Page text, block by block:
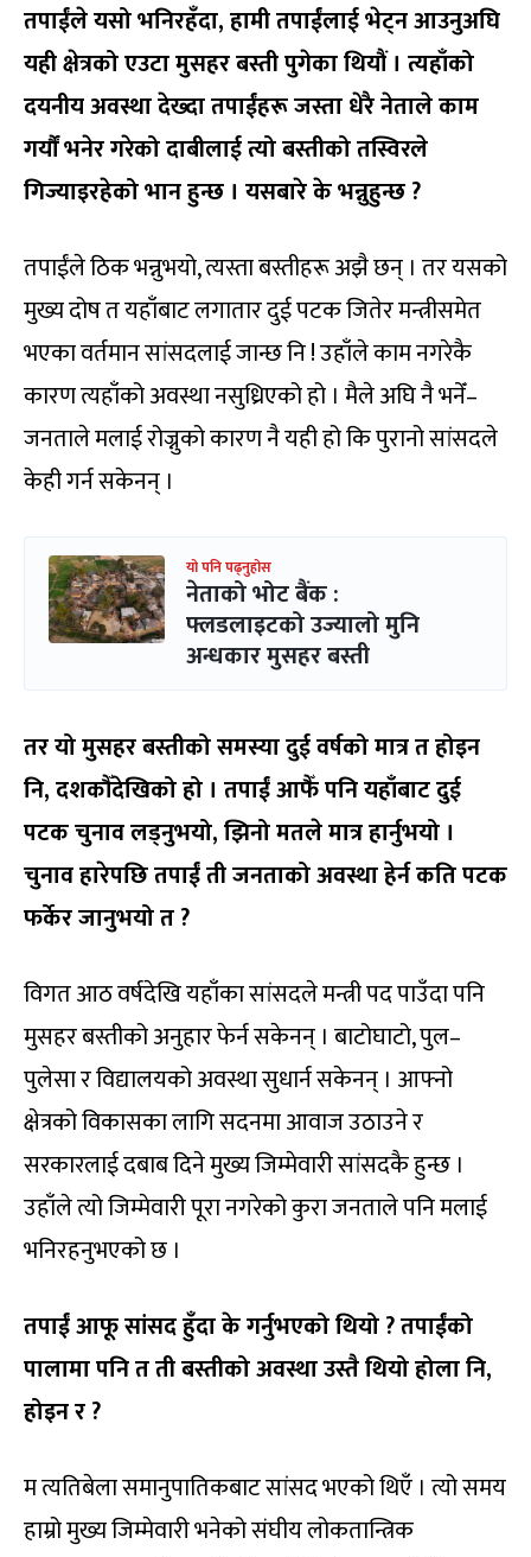
तपाईंले यसो भनिरहँदा, हामी तपाईंलाई भेट्न आउनुअघि
यही क्षेत्रको एउटा मुसहर बस्ती पुगेका थियौं । त्यहाँको
दयनीय अवस्था देख्दा तपाईंहरू जस्ता धेरै नेताले काम
गर्यौं भनेर गरेको दाबीलाई त्यो बस्तीको तस्विरले
गिज्याइरहेको भान हुन्छ । यसबारे के भन्नुहुन्छ ?
तपाईंले ठिक भन्नुभयो, त्यस्ता बस्तीहरू अझै छन् । तर यसको
मुख्य दोष त यहाँबाट लगातार दुई पटक जितेर मन्त्रीसमेत
भएका वर्तमान सांसदलाई जान्छ नि ! उहाँले काम नगरेकै
कारण त्यहाँको अवस्था नसुध्रिएको हो । मैले अघि नै भनेँ–
जनताले मलाई रोज्नुको कारण नै यही हो कि पुरानो सांसदले
केही गर्न सकेनन् ।
यो पनि पढ्नुहोस
नेताको भोट बैंक :
फ्लडलाइटको उज्यालो मुनि
अन्धकार मुसहर बस्ती
तर यो मुसहर बस्तीको समस्या दुई वर्षको मात्र त होइन
नि, दशकौँदेखिको हो । तपाईं आफैँ पनि यहाँबाट दुई
पटक चुनाव लड्नुभयो, झिनो मतले मात्र हार्नुभयो ।
चुनाव हारेपछि तपाईं ती जनताको अवस्था हेर्न कति पटक
फर्केर जानुभयो त ?
विगत आठ वर्षदेखि यहाँका सांसदले मन्त्री पद पाउँदा पनि
मुसहर बस्तीको अनुहार फेर्न सकेनन् । बाटोघाटो, पुल–
पुलेसा र विद्यालयको अवस्था सुधार्न सकेनन् । आफ्नो
क्षेत्रको विकासका लागि सदनमा आवाज उठाउने र
सरकारलाई दबाब दिने मुख्य जिम्मेवारी सांसदकै हुन्छ ।
उहाँले त्यो जिम्मेवारी पूरा नगरेको कुरा जनताले पनि मलाई
भनिरहनुभएको छ ।
तपाईं आफू सांसद हुँदा के गर्नुभएको थियो ? तपाईंको
पालामा पनि त ती बस्तीको अवस्था उस्तै थियो होला नि,
होइन र ?
म त्यतिबेला समानुपातिकबाट सांसद भएको थिएँ । त्यो समय
हाम्रो मुख्य जिम्मेवारी भनेको संघीय लोकतान्त्रिक